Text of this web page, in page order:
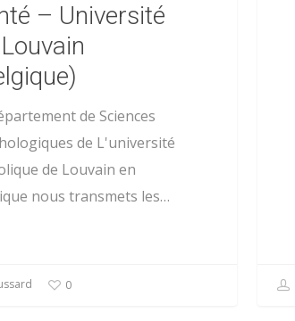
– Université
de Sciences
de L'université
de Louvain en
nous transmets les…
0